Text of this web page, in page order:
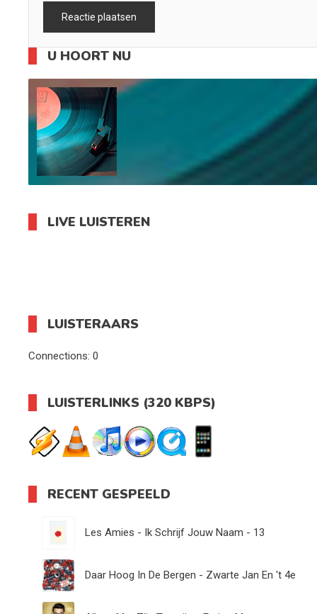
U HOORT NU
LIVE LUISTEREN
LUISTERAARS
Connections: 0
LUISTERLINKS (320 KBPS)
RECENT GESPEELD
Les Amies - Ik Schrijf Jouw Naam - 13
Daar Hoog In De Bergen - Zwarte Jan En 't 4e